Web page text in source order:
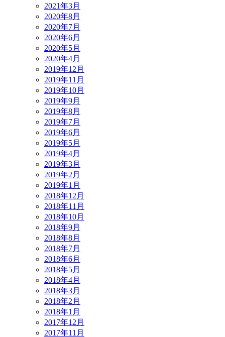
2021年3月
2020年8月
2020年7月
2020年6月
2020年5月
2020年4月
2019年12月
2019年11月
2019年10月
2019年9月
2019年8月
2019年7月
2019年6月
2019年5月
2019年4月
2019年3月
2019年2月
2019年1月
2018年12月
2018年11月
2018年10月
2018年9月
2018年8月
2018年7月
2018年6月
2018年5月
2018年4月
2018年3月
2018年2月
2018年1月
2017年12月
2017年11月